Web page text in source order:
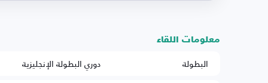
معلومات اللقاء
البطولة
دوري البطولة الإنجليزية